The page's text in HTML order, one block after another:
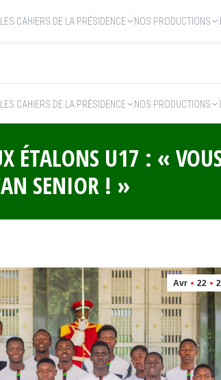
LES CAHIERS DE LA PRÉSIDENCE NOS PRODUCTIONS
U17 : « VOUS
SENIOR ! »
Avr 22
LES CAHIERS DE LA PRÉSIDENCE NOS PRODUCTIONS